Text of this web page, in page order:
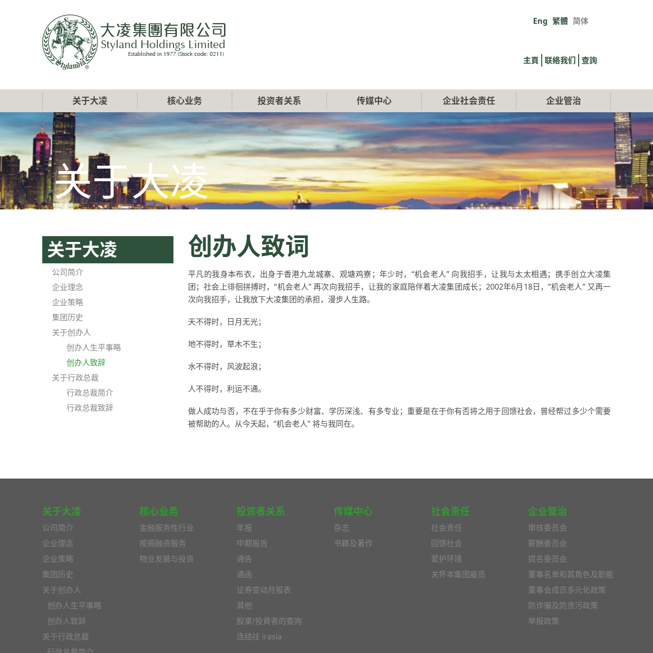
Eng 繁體 简体
links
主頁 联络我们 查詢
Main
navigation
关于大凌 核心业务 投资者关系 传媒中心 企业社会责任 企业管治
关于大凌
关于大凌
公司简介
企业理念
企业策略
集团历史
关于创办人
创办人生平事略
创办人致辞
关于行政总裁
行政总裁简介
行政总裁致辞
创办人致词
平凡的我身本布衣，出身于香港九龙城寨、观塘鸡寮；年少时，“机会老人” 向我招手，让我与太太相遇；携手创立大凌集
团；社会上徘徊拼搏时，“机会老人” 再次向我招手，让我的家庭陪伴着大凌集团成长；2002年6月18日，“机会老人” 又再一
次向我招手，让我放下大凌集团的承担，漫步人生路。
天不得时，日月无光；
地不得时，草木不生；
水不得时，风波起浪；
人不得时，利运不通。
做人成功与否，不在乎于你有多少财富、学历深浅、有多专业；重要是在于你有否将之用于回馈社会，曾经帮过多少个需要
被帮助的人。从今天起，“机会老人” 将与我同在。
关于大凌
公司简介
企业理念
企业策略
集团历史
关于创办人
创办人生平事略
创办人致辞
关于行政总裁
核心业务
金融服务性行业
按揭融资服务
物业发展与投资
投资者关系
年报
中期报告
通告
通函
证券变动月报表
其他
股東/投資者的查詢
连结往 irasia
传媒中心
杂志
书籍及著作
社会责任
社会责任
回馈社会
爱护环境
关怀本集团雇员
企业管治
审核委员会
薪酬委员会
提名委员会
董事名单和其角色及职能
董事会成员多元化政策
防诈骗及防贪污政策
举报政策